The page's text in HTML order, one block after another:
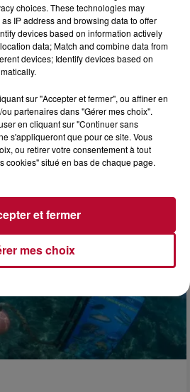
À VILLEVEYRAC
choices. These technologies may
IP address and browsing data to offer
devices based on information actively
data; Match and combine data from
devices; Identify devices based on
sur "Accepter et fermer", ou affiner en
partenaires dans "Gérer mes choix".
en cliquant sur "Continuer sans
s'appliqueront que pour ce site. Vous
ou retirer votre consentement à tout
cookies" situé en bas de chaque page.
mes choix
et fermer